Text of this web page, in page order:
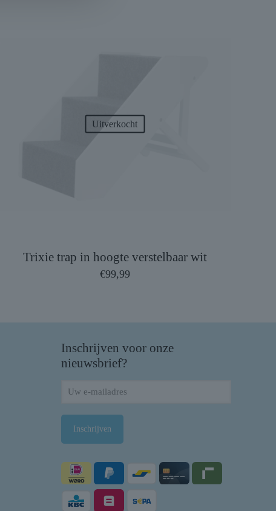
Uitverkocht
Trixie trap in hoogte verstelbaar wit
€99,99
Inschrijven voor onze
nieuwsbrief?